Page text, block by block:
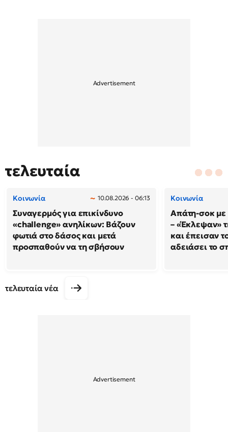
τελευταία
Κοινωνία 10.08.2026 - 06:13
Συναγερμός για επικίνδυνο
«challenge» ανηλίκων: Βάζουν
φωτιά στο δάσος και μετά
προσπαθούν να τη σβήσουν
Κοινωνία
Απάτη-σοκ με
– «Έκλεψαν»
και έπεισαν
αδειάσει το
τελευταία νέα